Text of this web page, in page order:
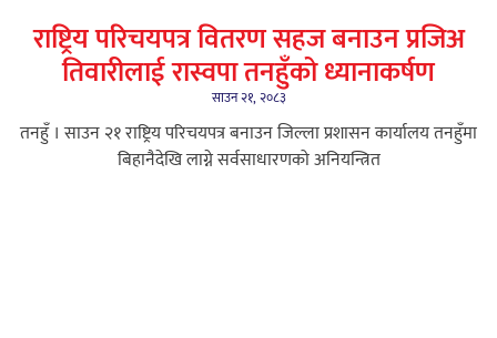
राष्ट्रिय परिचयपत्र वितरण सहज बनाउन प्रजिअ
तिवारीलाई रास्वपा तनहुँको ध्यानाकर्षण
साउन २१, २०८३
तनहुँ । साउन २१ राष्ट्रिय परिचयपत्र बनाउन जिल्ला प्रशासन कार्यालय तनहुँमा
बिहानैदेखि लाग्ने सर्वसाधारणको अनियन्त्रित